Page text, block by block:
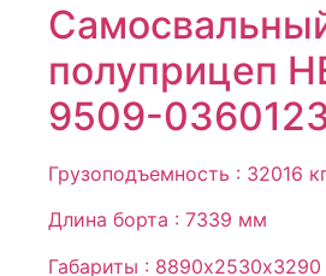
полуприцеп
9509-
Грузоподъемность : 32016
Длина борта : 7339 мм
Габариты :